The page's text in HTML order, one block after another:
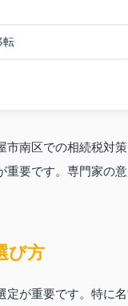
転
南区での相続税対
要です。専門家の
び方
が重要です。特に